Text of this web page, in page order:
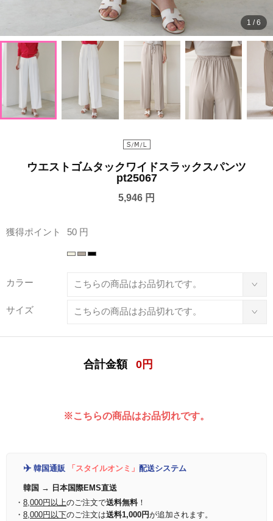
1 /6
ウエストゴムタックワイドスラックスパンツ
pt25067
5,946 円
獲得ポイント 50 円
カラー
サイズ
合計金額 0 円
※こちらの商品はお品切れです。
✈️ 韓国通販 「スタイルオンミ」 配送システム
韓国 → 日本国際EMS直送
・ 8,000円以上のご注文で送料無料！
・ 8,000円以下のご注文は送料1,000円が追加されます。